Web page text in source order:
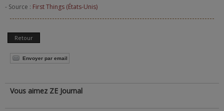
- Source : First Things (États-Unis)
Retour
Envoyer par email
Vous aimez ZE Journal